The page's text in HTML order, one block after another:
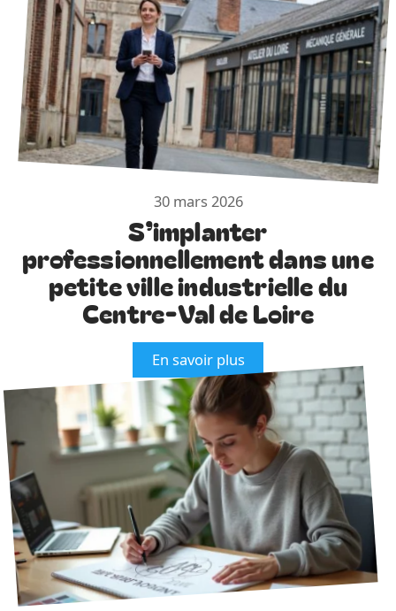
30 mars 2026
S’implanter
professionnellement dans une
petite ville industrielle du
Centre-Val de Loire
En savoir plus